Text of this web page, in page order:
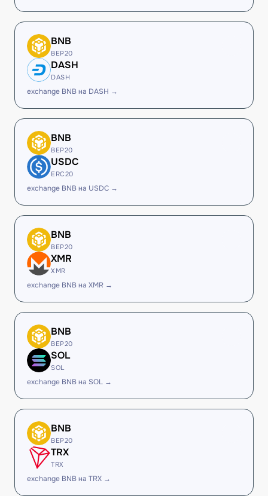
BNB
BEP20
DASH
DASH
exchange BNB на DASH →
BNB
BEP20
USDC
ERC20
exchange BNB на USDC →
BNB
BEP20
XMR
XMR
exchange BNB на XMR →
BNB
BEP20
SOL
SOL
exchange BNB на SOL →
BNB
BEP20
TRX
TRX
exchange BNB на TRX →